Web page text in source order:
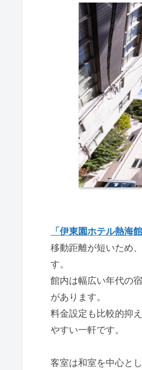
「伊東園ホテル熱海館
移動距離が短いため
す。
館内は幅広い年代の
があります。
料金設定も比較的抑
やすい一軒です。
客室は和室を中心と